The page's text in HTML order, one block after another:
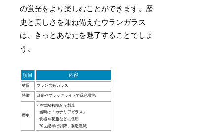
の蛍光をより楽しむことができます。歴
史と美しさを兼ね備えたウランガラス
は、きっとあなたを魅了することでしょ
う。
項目 内容
材質 ウラン含有ガラス
特徴 日光やブラックライトで緑色蛍光
歴史
– 19世紀初頭から製造
– 当時は「カナリアガラス」
– 食器や花瓶などに使用
– 20世紀半ば以降、製造激減